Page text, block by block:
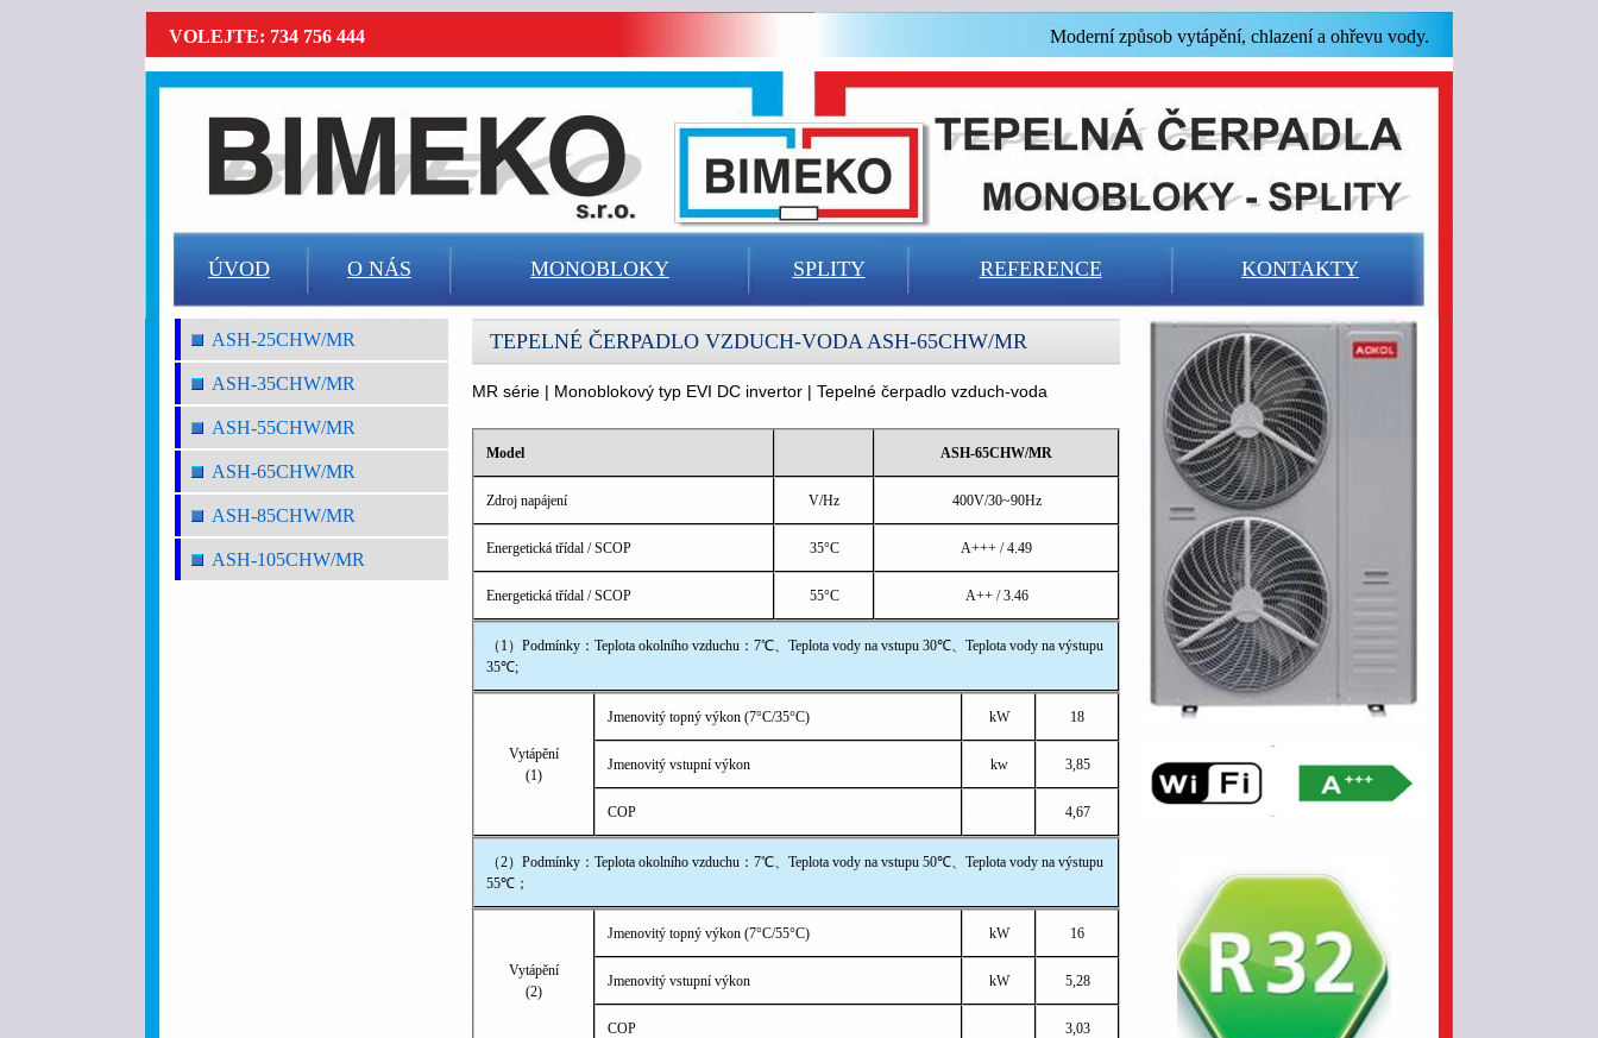
VOLEJTE: 734 756 444 Moderní způsob vytápění, chlazení a ohřevu vody.
ÚVOD O NÁS MONOBLOKY SPLITY REFERENCE KONTAKTY
ASH-25CHW/MR
ASH-35CHW/MR
ASH-55CHW/MR
ASH-65CHW/MR
ASH-85CHW/MR
ASH-105CHW/MR
TEPELNÉ ČERPADLO VZDUCH-VODA ASH-65CHW/MR
MR série | Monoblokový typ EVI DC invertor | Tepelné čerpadlo vzduch-voda
Model ASH-65CHW/MR
Zdroj napájení V/Hz 400V/30~90Hz
Energetická třídal / SCOP 35°C A+++ / 4.49
Energetická třídal / SCOP 55°C A++ / 3.46
（1）Podmínky：Teplota okolního vzduchu：7℃、Teplota vody na vstupu 30℃、Teplota vody na výstupu
35℃;
Vytápění
(1)
Jmenovitý topný výkon (7°C/35°C) kW 18
Jmenovitý vstupní výkon kw 3,85
COP 4,67
（2）Podmínky：Teplota okolního vzduchu：7℃、Teplota vody na vstupu 50℃、Teplota vody na výstupu
55℃；
Vytápění
(2)
Jmenovitý topný výkon (7°C/55°C) kW 16
Jmenovitý vstupní výkon kW 5,28
COP 3,03